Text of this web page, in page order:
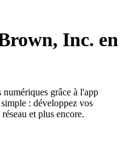
Inc. en
grâce à l'app
: développez vos
et plus encore.